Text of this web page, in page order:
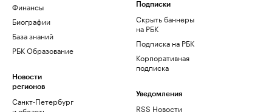
Финансы
Биографии
База знаний
РБК Образование
Новости
регионов
Санкт-Петербург
Подписки
Скрыть баннеры
на РБК
Подписка на РБК
Корпоративная
подписка
Уведомления
RSS Новости